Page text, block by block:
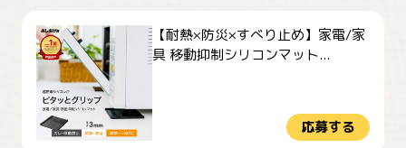
【耐熱×防災×すべり止め】家電/家
具 移動抑制シリコンマット...
応募する